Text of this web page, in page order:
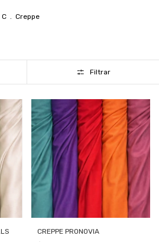
C . Creppe
Filtrar
CREPPE PRONOVIA